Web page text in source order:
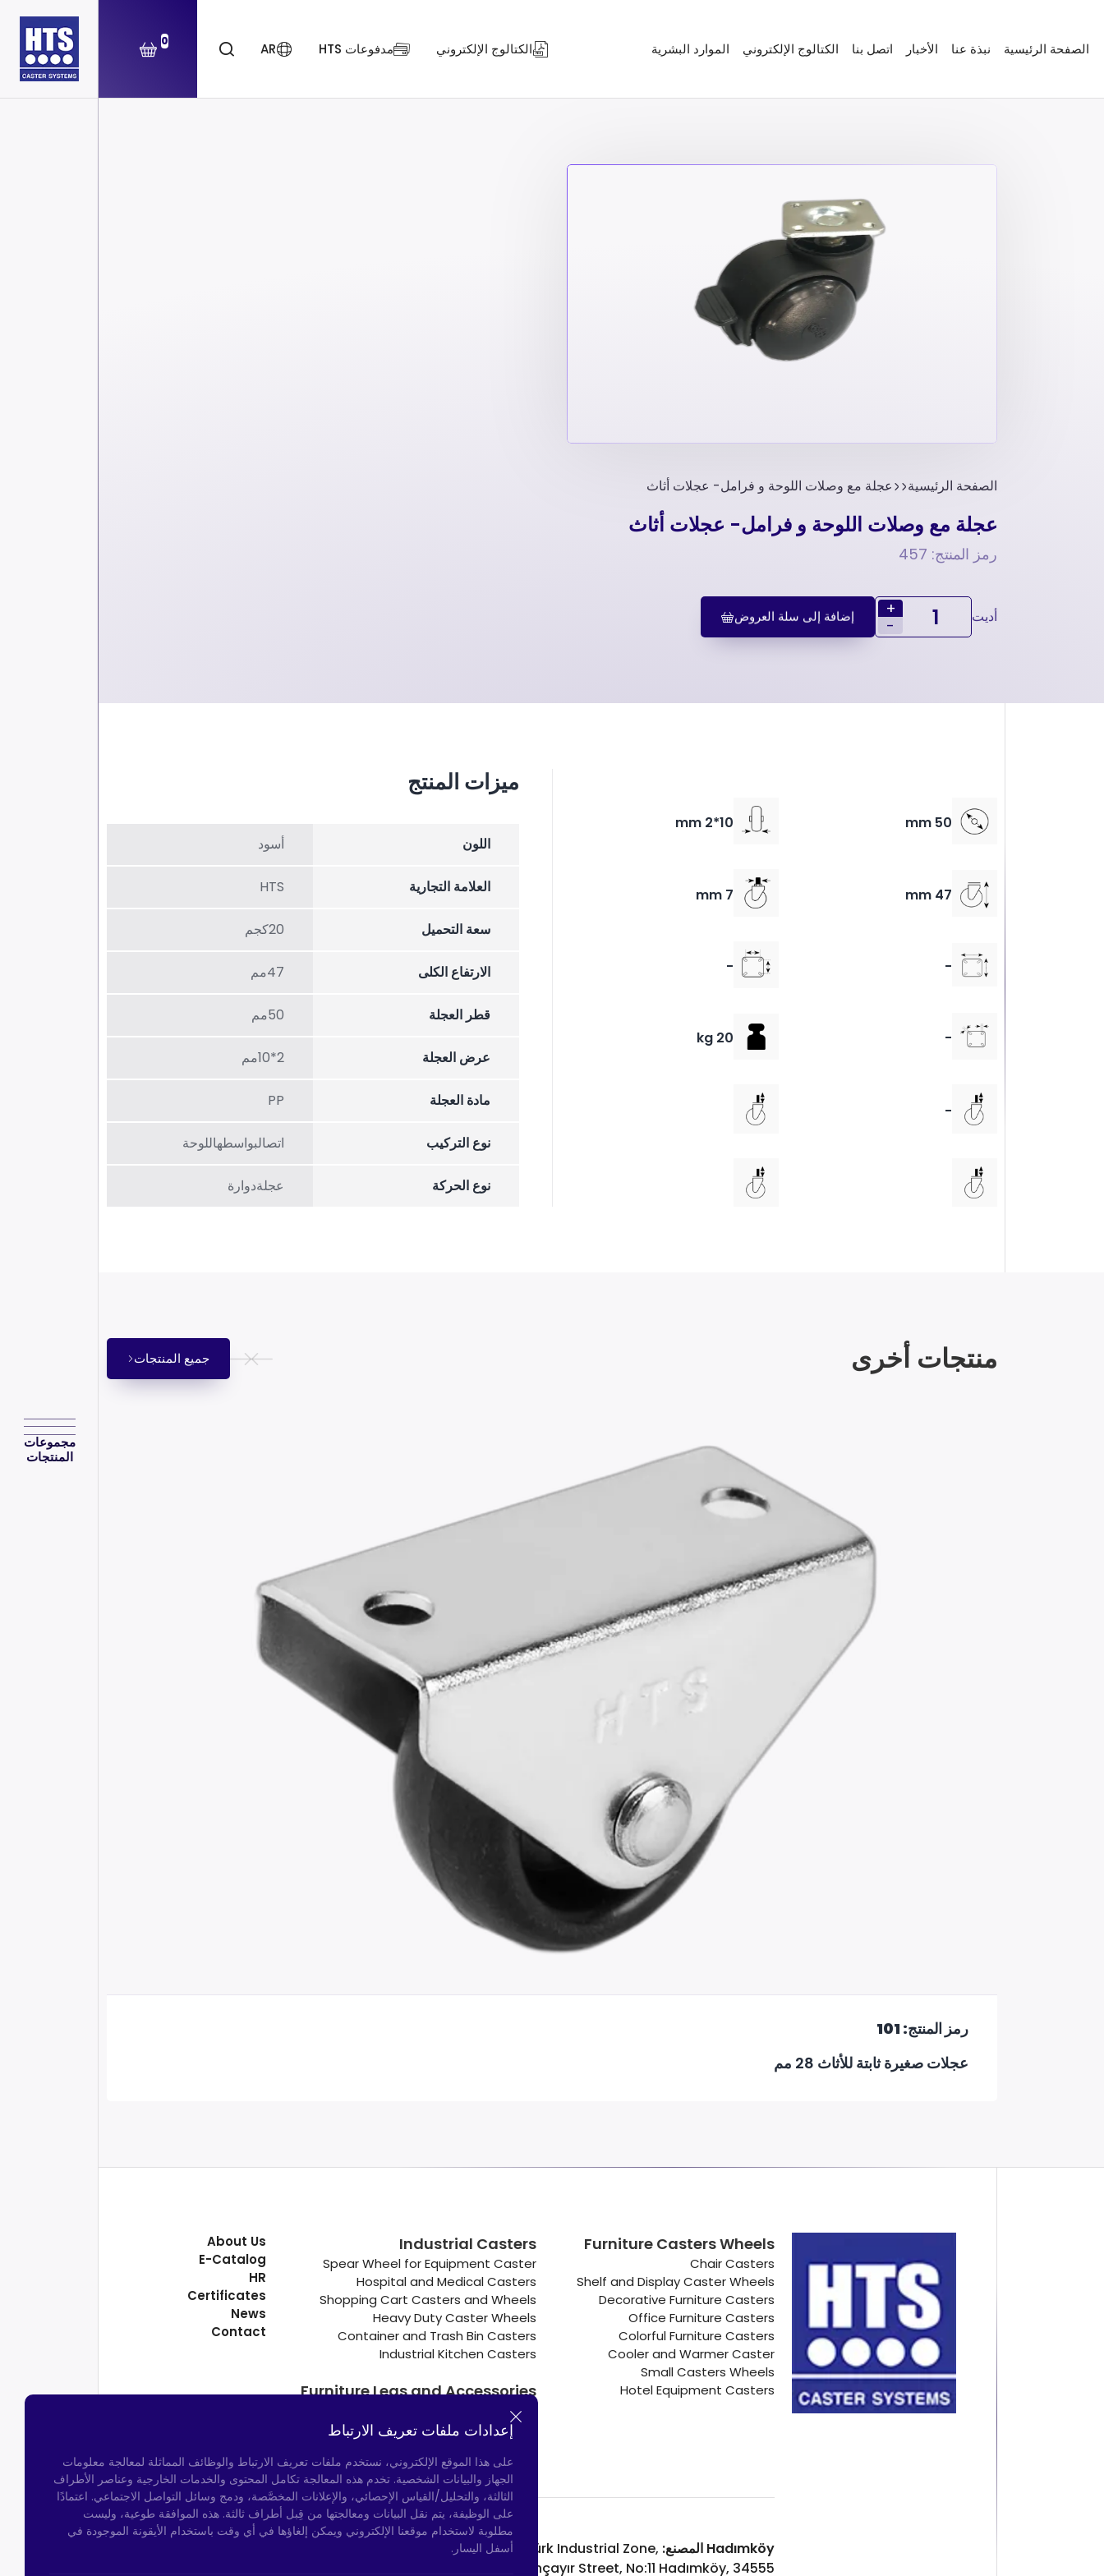
الصفحة الرئيسية نبذة عنا الأخبار اتصل بنا الكتالوج الإلكتروني الموارد البشرية الكتالوج الإلكتروني مدفوعات HTS AR
0
مجموعات
المنتجات
الصفحة الرئيسية عجلة مع وصلات اللوحة و فرامل- عجلات أثاث
عجلة مع وصلات اللوحة و فرامل- عجلات أثاث
رمز المنتج: 457
أديت
+
-
إضافة إلى سلة العروض
50 mm
10*2 mm
47 mm
7 mm
-
-
-
20 kg
-
ميزات المنتج
اللون أسود
العلامة التجارية HTS
سعة التحميل 20كجم
الارتفاع الکلی 47مم
قطر العجلة 50مم
عرض العجلة 2*10مم
مادة العجلة PP
نوع التركيب اتصالبواسطهاللوحة
نوع الحركة عجلةدوارة
منتجات أخرى جميع المنتجات
رمز المنتج: 101
عجلات صغيرة ثابتة للأثاث 28 مم
Furniture Casters Wheels
Chair Casters
Shelf and Display Caster Wheels
Decorative Furniture Casters
Office Furniture Casters
Colorful Furniture Casters
Cooler and Warmer Caster
Small Casters Wheels
Hotel Equipment Casters
Industrial Casters
Spear Wheel for Equipment Caster
Hospital and Medical Casters
Shopping Cart Casters and Wheels
Heavy Duty Caster Wheels
Container and Trash Bin Casters
Industrial Kitchen Casters
Furniture Legs and Accessories
Connectors
Door Bumpers
About Us
E-Catalog
HR
Certificates
News
Contact
Hadımköy المصنع:
Atatürk Industrial Zone,
Uzunçayır Street, No:11 Hadımköy, 34555
Bayrampaşa المتجر:
إعدادات ملفات تعريف الارتباط
على هذا الموقع الإلكتروني، نستخدم ملفات تعريف الارتباط والوظائف المماثلة لمعالجة معلومات
الجهاز والبيانات الشخصية. تخدم هذه المعالجة تكامل المحتوى والخدمات الخارجية وعناصر الأطراف
الثالثة، والتحليل/القياس الإحصائي، والإعلانات المخصَّصة، ودمج وسائل التواصل الاجتماعي. اعتمادًا
على الوظيفة، يتم نقل البيانات ومعالجتها من قِبل أطراف ثالثة. هذه الموافقة طوعية، وليست
مطلوبة لاستخدام موقعنا الإلكتروني ويمكن إلغاؤها في أي وقت باستخدام الأيقونة الموجودة في
أسفل اليسار.